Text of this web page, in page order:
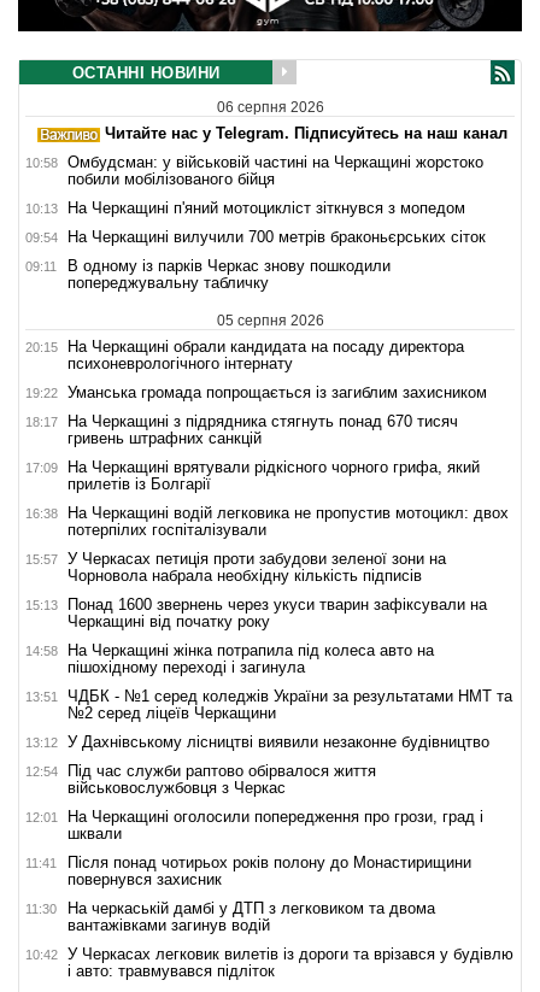
ОСТАННІ НОВИНИ
06 серпня 2026
Читайте нас у Telegram. Підписуйтесь на наш канал
10:58
Омбудсман: у військовій частині на Черкащині жорстоко
побили мобілізованого бійця
10:13 На Черкащині п'яний мотоцикліст зіткнувся з мопедом
09:54 На Черкащині вилучили 700 метрів браконьєрських сіток
09:11
В одному із парків Черкас знову пошкодили
попереджувальну табличку
05 серпня 2026
20:15
На Черкащині обрали кандидата на посаду директора
психоневрологічного інтернату
19:22 Уманська громада попрощається із загиблим захисником
18:17
На Черкащині з підрядника стягнуть понад 670 тисяч
гривень штрафних санкцій
17:09
На Черкащині врятували рідкісного чорного грифа, який
прилетів із Болгарії
16:38
На Черкащині водій легковика не пропустив мотоцикл: двох
потерпілих госпіталізували
15:57
У Черкасах петиція проти забудови зеленої зони на
Чорновола набрала необхідну кількість підписів
15:13
Понад 1600 звернень через укуси тварин зафіксували на
Черкащині від початку року
14:58
На Черкащині жінка потрапила під колеса авто на
пішохідному переході і загинула
13:51
ЧДБК - №1 серед коледжів України за результатами НМТ та
№2 серед ліцеїв Черкащини
13:12 У Дахнівському лісництві виявили незаконне будівництво
12:54
Під час служби раптово обірвалося життя
військовослужбовця з Черкас
12:01
На Черкащині оголосили попередження про грози, град і
шквали
11:41
Після понад чотирьох років полону до Монастирищини
повернувся захисник
11:30
На черкаській дамбі у ДТП з легковиком та двома
вантажівками загинув водій
10:42
У Черкасах легковик вилетів із дороги та врізався у будівлю
і авто: травмувався підліток